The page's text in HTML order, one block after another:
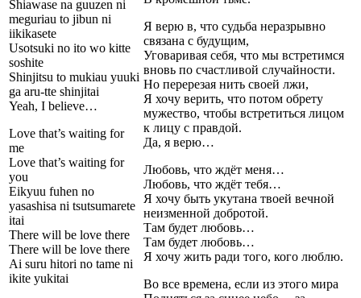
Shiawase na guuzen ni
meguriau to jibun ni
iikikasete
Usotsuki no ito wo kitte
soshite
Shinjitsu to mukiau yuuki
ga aru-tte shinjitai
Yeah, I believe…
Love that’s waiting for
me
Love that’s waiting for
you
Eikyuu fuhen no
yasashisa ni tsutsumarete
itai
There will be love there
There will be love there
Ai suru hitori no tame ni
ikite yukitai
Я верю в, что судьба неразрывно
связана с будущим,
Уговаривая себя, что мы встретимся
вновь по счастливой случайности.
Но перерезая нить своей лжи,
Я хочу верить, что потом обрету
мужество, чтобы встретиться лицом
к лицу с правдой.
Да, я верю…
Любовь, что ждёт меня…
Любовь, что ждёт тебя…
Я хочу быть укутана твоей вечной
неизменной добротой.
Там будет любовь…
Там будет любовь…
Я хочу жить ради того, кого люблю.
Во все времена, если из этого мира